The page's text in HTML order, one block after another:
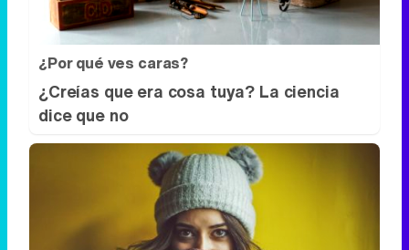
¿Por qué ves caras?
¿Creías que era cosa tuya? La ciencia
dice que no